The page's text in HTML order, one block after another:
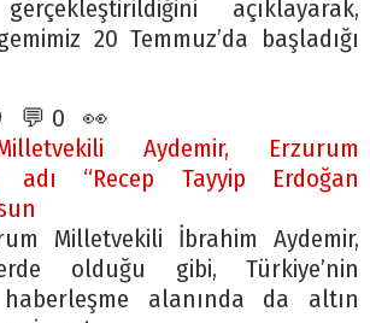
açıklayarak,
20 Temmuz’da başladığı
💬 0 👀
Aydemir, Erzurum
adı “Recep Tayyip Erdoğan
Milletvekili İbrahim Aydemir,
olduğu gibi, Türkiye’nin
alanında da altın